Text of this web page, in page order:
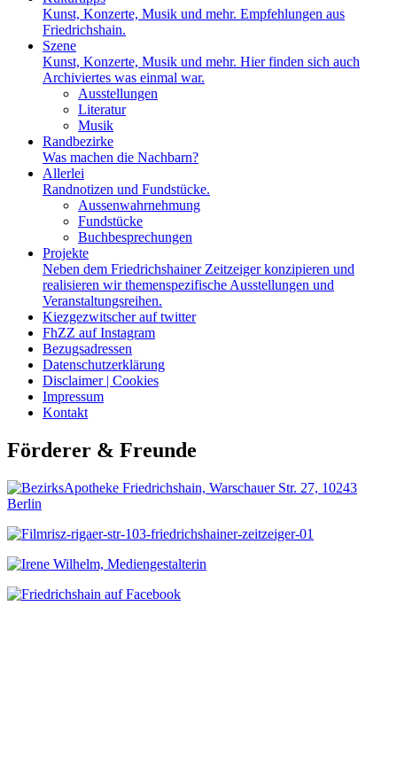
Kunst, Konzerte, Musik und mehr. Empfehlungen aus
Friedrichshain.
Szene
Kunst, Konzerte, Musik und mehr. Hier finden sich auch
Archiviertes was einmal war.
Ausstellungen
Literatur
Musik
Randbezirke
Was machen die Nachbarn?
Allerlei
Randnotizen und Fundstücke.
Aussenwahrnehmung
Fundstücke
Buchbesprechungen
Projekte
Neben dem Friedrichshainer Zeitzeiger konzipieren und
realisieren wir themenspezifische Ausstellungen und
Veranstaltungsreihen.
Kiezgezwitscher auf twitter
FhZZ auf Instagram
Bezugsadressen
Datenschutzerklärung
Disclaimer | Cookies
Impressum
Kontakt
Förderer & Freunde